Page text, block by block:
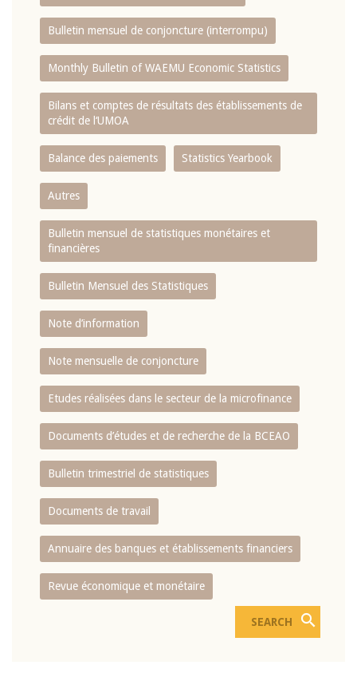
Bulletin mensuel de conjoncture (interrompu)
Monthly Bulletin of WAEMU Economic Statistics
Bilans et comptes de résultats des établissements de
crédit de l‘UMOA
Balance des paiements Statistics Yearbook
Autres
Bulletin mensuel de statistiques monétaires et
financières
Bulletin Mensuel des Statistiques
Note d’information
Note mensuelle de conjoncture
Etudes réalisées dans le secteur de la microfinance
Documents d’études et de recherche de la BCEAO
Bulletin trimestriel de statistiques
Documents de travail
Annuaire des banques et établissements financiers
Revue économique et monétaire